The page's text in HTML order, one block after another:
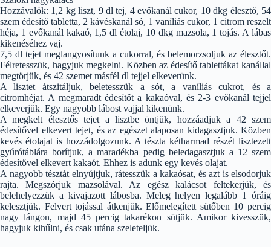
Hozzávalók: 1,2 kg liszt, 9 dl tej, 4 evőkanál cukor, 10 dkg élesztő, 54
szem édesítő tabletta, 2 kávéskanál só, 1 vaníliás cukor, 1 citrom reszelt
héja, 1 evőkanál kakaó, 1,5 dl étolaj, 10 dkg mazsola, 1 tojás. A lábas
kikenéséhez vaj.
7,5 dl tejet meglangyosítunk a cukorral, és belemorzsoljuk az élesztőt.
Félretesszük, hagyjuk megkelni. Közben az édesítő tablettákat kanállal
megtörjük, és 42 szemet másfél dl tejjel elkeverünk.
A lisztet átszitáljuk, beletesszük a sót, a vaníliás cukrot, és a
citromhéjat. A megmaradt édesítőt a kakaóval, és 2-3 evőkanál tejjel
elkeverjük. Egy nagyobb lábost vajjal kikenünk.
A megkelt élesztős tejet a lisztbe öntjük, hozzáadjuk a 42 szem
édesítővel elkevert tejet, és az egészet alaposan kidagasztjuk. Közben
kevés étolajat is hozzádolgozunk. A tészta kétharmad részét lisztezett
gyúrótáblára borítjuk, a maradékba pedig beledagasztjuk a 12 szem
édesítővel elkevert kakaót. Ehhez is adunk egy kevés olajat.
A nagyobb tésztát elnyújtjuk, rátesszük a kakaósat, és azt is elsodorjuk
rajta. Megszórjuk mazsolával. Az egész kalácsot feltekerjük, és
belehelyezzük a kivajazott lábosba. Meleg helyen legalább 1 óráig
kelesztjük. Felvert tojással átkenjük. Előmelegített sütőben 10 percig
nagy lángon, majd 45 percig takarékon sütjük. Amikor kivesszük,
hagyjuk kihűlni, és csak utána szeleteljük.